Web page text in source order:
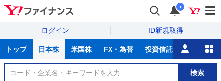
i
ログイン ID新規取得
サ
トップ 日本株 米国株 FX・為替 投資信託 ニュース
銘
検索